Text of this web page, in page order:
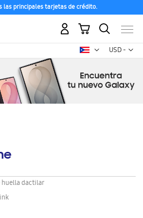
las principales tarjetas de crédito.
USD -
dólar
Mi carrito
huella dactilar